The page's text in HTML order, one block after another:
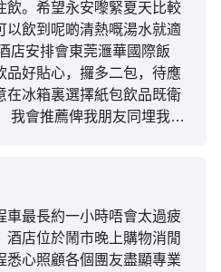
飲。希望永安嚟緊夏天比較
以飲到呢啲清熱嘅湯水就適
店安排會東莞𣾀華國際飯
品好貼心，攞多二包，待應
在冰箱裏選擇紙包飲品既衛
我會推薦俾我朋友同埋我的
車最長約一小時唔會太過疲
酒店位於鬧市晚上購物消閒
悉心照顧各個團友盡顯專業